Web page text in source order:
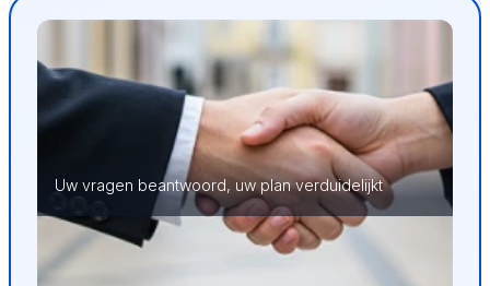
Uw vragen beantwoord, uw plan verduidelijkt